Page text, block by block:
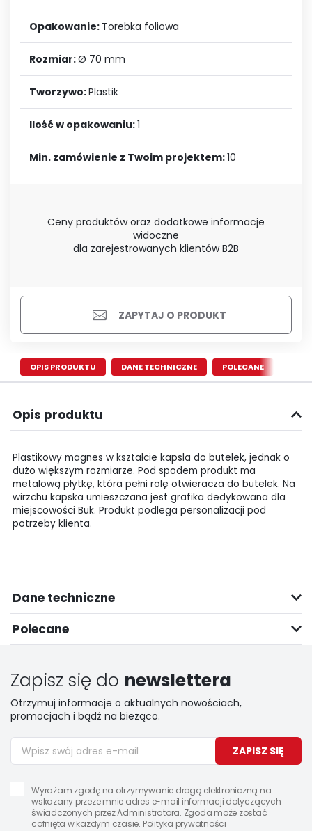
Opakowanie: Torebka foliowa
Rozmiar:Ø 70 mm
Tworzywo:Plastik
Ilość w opakowaniu:1
Min. zamówienie z Twoim projektem:10
Ceny produktów oraz dodatkowe informacje
widoczne
dla zarejestrowanych klientów B2B
ZAPYTAJ O PRODUKT
OPIS PRODUKTU DANE TECHNICZNE POLECANE
Opis produktu
Plastikowy magnes w kształcie kapsla do butelek, jednak o
dużo większym rozmiarze. Pod spodem produkt ma
metalową płytkę, która pełni rolę otwieracza do butelek. Na
wirzchu kapska umieszczana jest grafika dedykowana dla
miejscowości Buk. Produkt podlega personalizacji pod
potrzeby klienta.
Dane techniczne
Polecane
Zapisz się do newslettera
Otrzymuj informacje o aktualnych nowościach,
promocjach i bądź na bieżąco.
ZAPISZ SIĘ
Wyrażam zgodę na otrzymywanie drogą elektroniczną na
wskazany przeze mnie adres e-mail informacji dotyczących
świadczonych przez Administratora. Zgoda może zostać
cofnięta w każdym czasie. Polityka prywatności